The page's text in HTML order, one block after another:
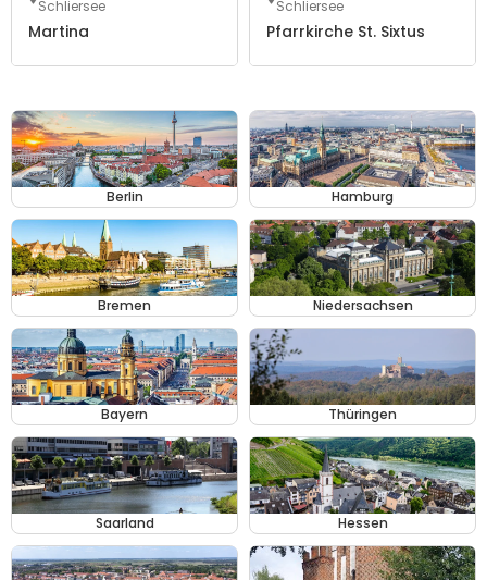
Schliersee
Martina
Schliersee
Pfarrkirche St. Sixtus
Berlin Hamburg
Bremen Niedersachsen
Bayern Thüringen
Saarland Hessen